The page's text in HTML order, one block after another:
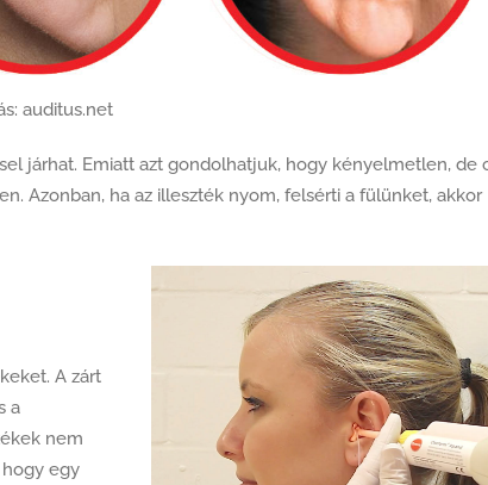
auditus.net
járhat. Emiatt azt gondolhatjuk, hogy kényelmetlen, de
Azonban, ha az illeszték nyom, felsérti a fülünket, akkor
A zárt
a
nem
egy